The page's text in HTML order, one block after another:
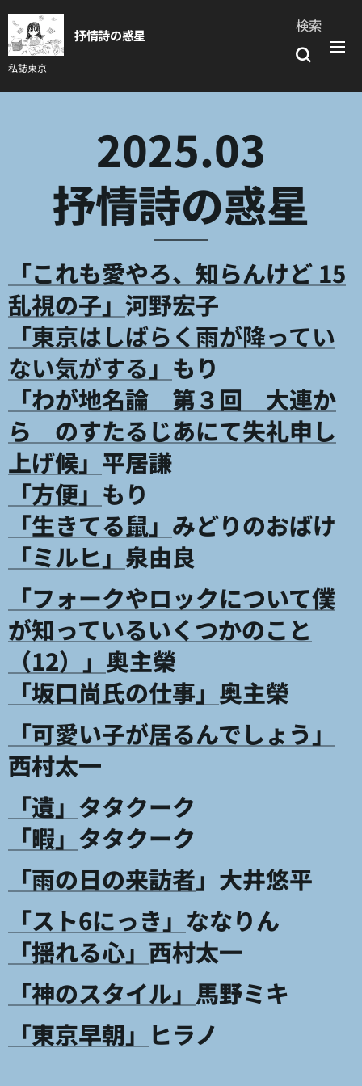
抒情詩の惑星
私誌東京
検索
2025.03
抒情詩の惑星
「これも愛やろ、知らんけど 15
乱視の子」 河野宏子
「東京はしばらく雨が降ってい
ない気がする」 もり
「わが地名論 第３回 大連か
ら のすたるじあにて失礼申し
上げ候」 平居謙
「方便」 もり
「生きてる鼠」 みどりのおばけ
「ミルヒ」 泉由良
「フォークやロックについて僕
が知っているいくつかのこと
（12）」 奥主榮
「坂口尚氏の仕事」 奥主榮
「可愛い子が居るんでしょう」
西村太一
「遺」 タタクーク
「暇」 タタクーク
「雨の日の来訪者」大井悠平
「スト6にっき」 ななりん
「揺れる心」 西村太一
「神のスタイル」 馬野ミキ
「東京早朝」 ヒラノ